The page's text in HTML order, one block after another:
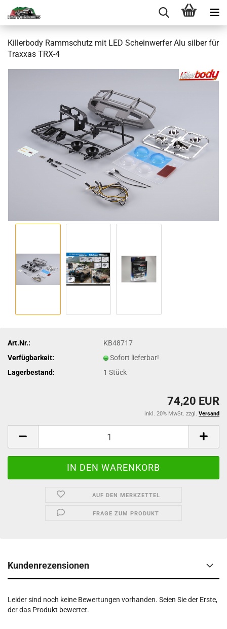
Killerbody Rammschutz mit LED Scheinwerfer Alu silber für
Traxxas TRX-4
Art.Nr.:
KB48717
Verfügbarkeit:
Sofort lieferbar!
Lagerbestand:
1Stück
74,20 EUR
inkl. 20% MwSt. zzgl. Versand
AUF DEN MERKZETTEL
FRAGE ZUM PRODUKT
Kundenrezensionen
Leider sind noch keine Bewertungen vorhanden. Seien Sie der Erste,
der das Produkt bewertet.